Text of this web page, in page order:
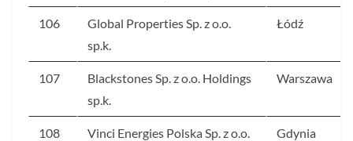
106
Global Properties Sp. z o.o.
sp.k.
Łódź
107
Blackstones Sp. z o.o. Holdings
sp.k.
Warszawa
108 Vinci Energies Polska Sp. z o.o. Gdynia